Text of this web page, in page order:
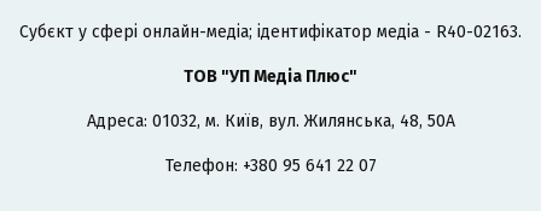
Cубєкт у сфері онлайн-медіа; ідентифікатор медіа - R40-02163.
ТОВ "УП Медіа Плюс"
Адреса: 01032, м. Київ, вул. Жилянська, 48, 50А
Телефон: +380 95 641 22 07